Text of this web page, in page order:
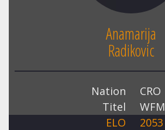
Anamarija
Radikovic
Nation
CRO
Titel
WFM
ELO
2053